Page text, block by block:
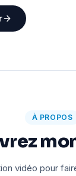
À PROPOS
vidéo pour